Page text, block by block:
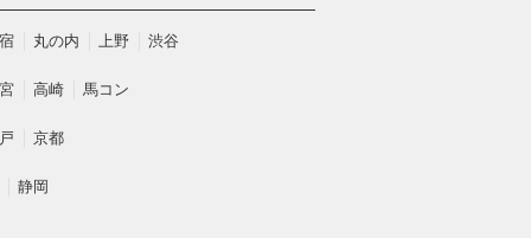
丸の内 上野 渋谷
高崎 馬コン
京都
静岡